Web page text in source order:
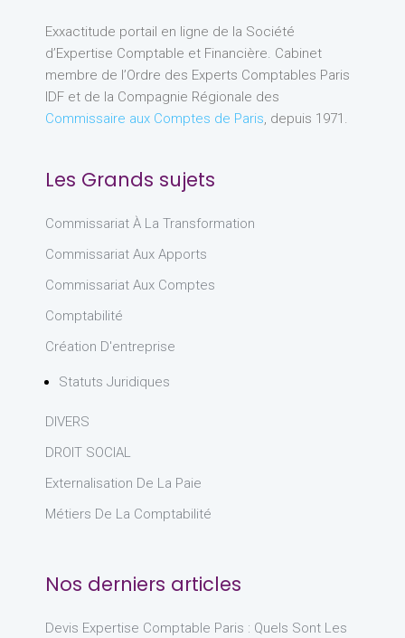
Exxactitude portail en ligne de la Société
d’Expertise Comptable et Financière. Cabinet
membre de l’Ordre des Experts Comptables Paris
IDF et de la Compagnie Régionale des
Commissaire aux Comptes de Paris, depuis 1971.
Les Grands sujets
Commissariat À La Transformation
Commissariat Aux Apports
Commissariat Aux Comptes
Comptabilité
Création D'entreprise
Statuts Juridiques
DIVERS
DROIT SOCIAL
Externalisation De La Paie
Métiers De La Comptabilité
Nos derniers articles
Devis Expertise Comptable Paris : Quels Sont Les